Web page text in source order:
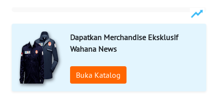
Dapatkan Merchandise Eksklusif
Wahana News
Buka Katalog
LPKKI
LKKI